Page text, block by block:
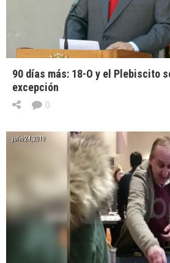
90 días más: 18-O y el Plebiscito
excepción
0
julio 24, 2019